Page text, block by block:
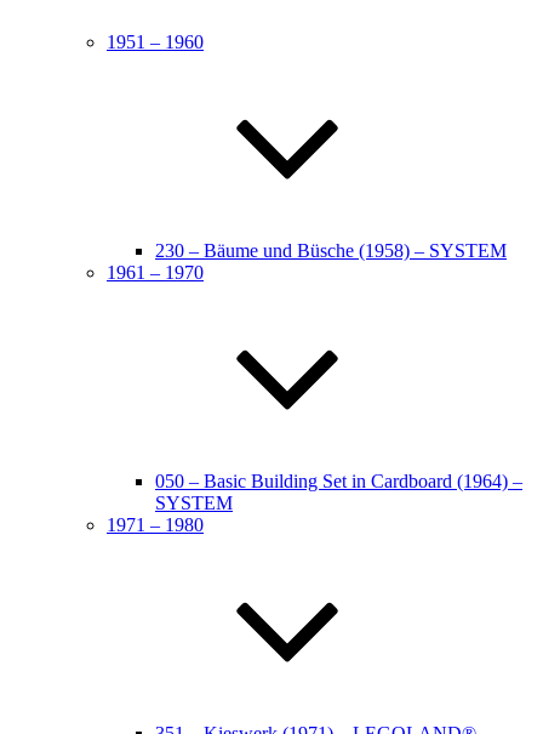
1951 – 1960
230 – Bäume und Büsche (1958) – SYSTEM
1961 – 1970
050 – Basic Building Set in Cardboard (1964) –
SYSTEM
1971 – 1980